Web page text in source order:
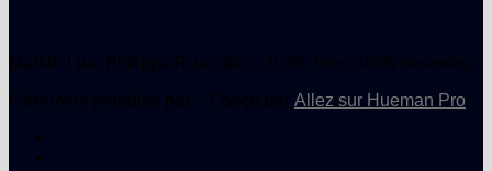
Markind par Philippe Ruaudel © 2026. Tous droits réservés.
Fièrement propulsé par - Conçu par Allez sur Hueman Pro